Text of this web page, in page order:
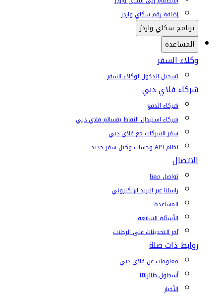
إضافة رقم سكاي واردز
برنامج سكاي واردز
المساعدة
وكلاء السفر
تسجيل الدخول لوكلاء السفر
شركاء فلاي دبي
شركاء الدفع
شركاء استبدال النقاط بقسائم فلاي دبي
سفر الشركات مع فلاي دبي
نظام API وحساب وكيل سفر جديد
الاتصال
تواصل معنا
راسلنا عبر البريد الإلكتروني
المساعدة
الأسئلة الشائعة
آخر التحديثات على الرحلات
روابط ذات صلة
معلومات عن فلاي دبي
أسطول طائراتنا
الأخبار